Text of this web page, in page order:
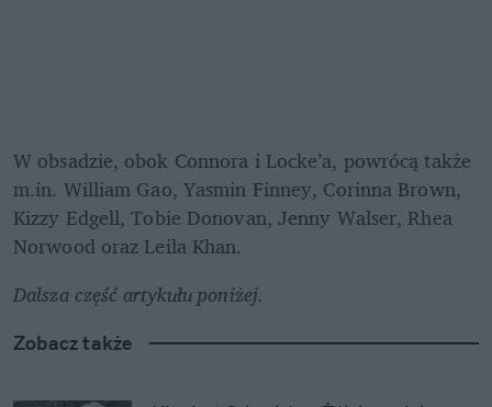
W obsadzie, obok Connora i Locke’a, powrócą także
m.in. William Gao, Yasmin Finney, Corinna Brown,
Kizzy Edgell, Tobie Donovan, Jenny Walser, Rhea
Norwood oraz Leila Khan.
Dalsza część artykułu poniżej.
Zobacz także